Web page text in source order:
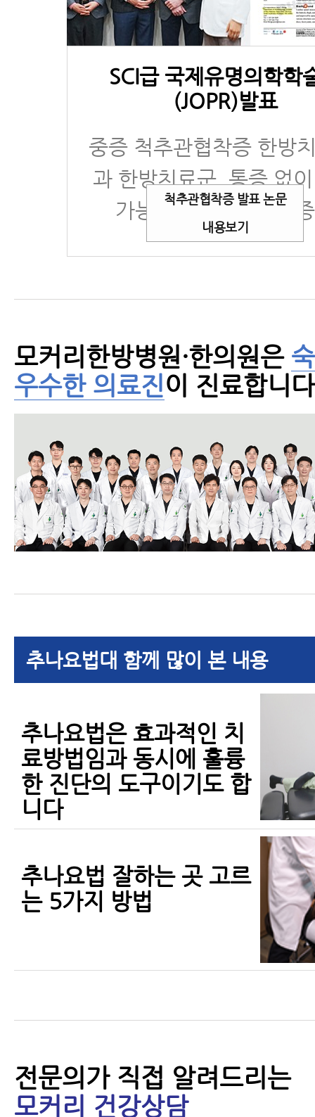
SCI급 국제유명의학학
(JOPR)발표
중증 척추관협착증 한방
과 한방치료군, 통증 없
가능거리 11배 이상
척추관협착증 발표 논문
내용보기
모커리한방병원·한의원은
우수한 의료진이 진료합니
추나요법대 함께 많이 본 내용
추나요법은 효과적인 치
료방법임과 동시에 훌륭
한 진단의 도구이기도 합
니다
추나요법 잘하는 곳 고르
는 5가지 방법
전문의가 직접 알려드리는
모커리 건강상담